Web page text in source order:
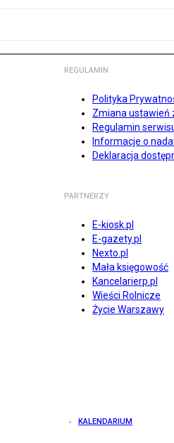
REGULAMIN
Polityka
Zmiana ustawień
Regulamin
Informacje o
Deklaracja
PARTNERZY
E-kiosk.pl
E-gazety.pl
Nexto.pl
Mała księgowość
Kancelarierp.pl
Wieści Rolnicze
Życie Warszawy
KALENDARIUM